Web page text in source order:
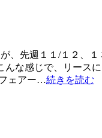
先週１１/１２、
な感じで、リース
ェアー…続きを読む